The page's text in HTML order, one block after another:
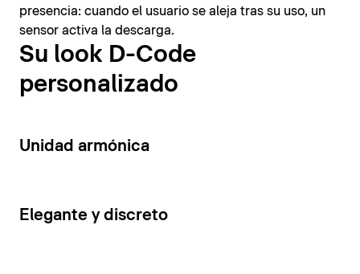
presencia: cuando el usuario se aleja tras su uso, un
sensor activa la descarga.
Su look D-Code
personalizado
14
Unidad armónica
15
Elegante y discreto